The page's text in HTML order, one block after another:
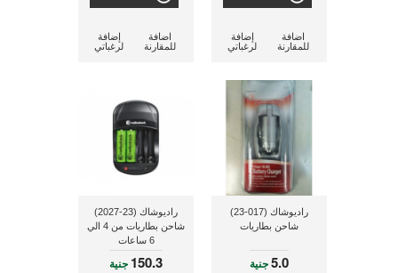
إضافة
لرغباتي
اضافة
للمقارنة
إضافة
لرغباتي
اضافة
للمقارنة
راديوشاك (017-23)
شاحن بطاريات
5.0جنية
راديوشاك (23-2027)
شاحن بطاريات من 4 الي
6 ساعات
150.3 جنية